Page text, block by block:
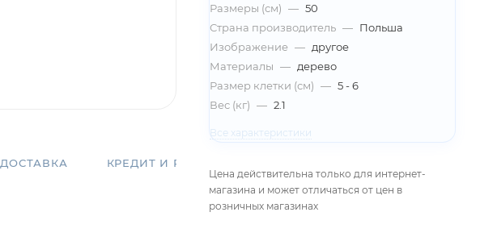
ДОСТАВКА КРЕДИТ И РАССРОЧКА
Размеры (см) — 50
Страна производитель — Польша
Изображение — другое
Материалы — дерево
Размер клетки (см) — 5 - 6
Вес (кг) — 2.1
Все характеристики
Цена действительна только для интернет-
магазина и может отличаться от цен в
розничных магазинах